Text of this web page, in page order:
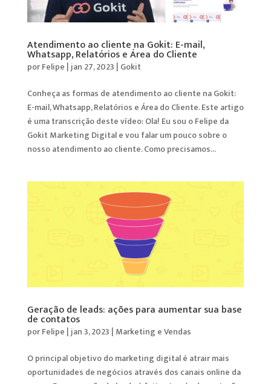
Atendimento ao cliente na Gokit: E-mail,
Whatsapp, Relatórios e Área do Cliente
porFelipe |jan 27, 2023 | Gokit
Conheça as formas de atendimento ao cliente na Gokit:
E-mail, Whatsapp, Relatórios e Área do Cliente. Este artigo
é uma transcrição deste vídeo: Ola! Eu sou o Felipe da
Gokit Marketing Digital e vou falar um pouco sobre o
nosso atendimento ao cliente. Como precisamos...
Geração de leads: ações para aumentar sua base
de contatos
porFelipe |jan 3, 2023 | Marketing e Vendas
O principal objetivo do marketing digital é atrair mais
oportunidades de negócios através dos canais online da